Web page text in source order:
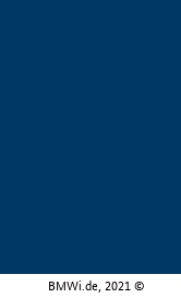
BMWi.de, 2021 ©